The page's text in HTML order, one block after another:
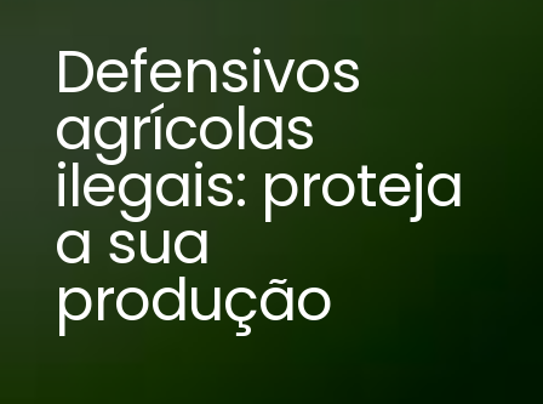
Defensivos
agrícolas
ilegais: proteja
a sua
produção